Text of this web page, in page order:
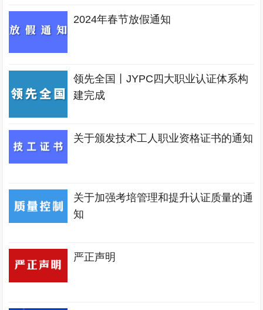
2024年春节放假通知
领先全国丨JYPC四大职业认证体系构
建完成
关于颁发技术工人职业资格证书的通知
关于加强考培管理和提升认证质量的通
知
严正声明